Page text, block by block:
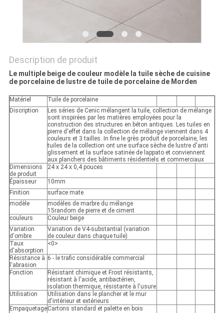
CONFIDENTIALITÉ
Description de produit
Le multiple beige de couleur modèle la tuile sèche de cuisine
de porcelaine de lustre de tuile de porcelaine de Morden
Matériel
Tuile de porcelaine
Discription
Les séries de Cenic mélangent la tuile, collection de mélange
sont inspirées par les matières employées pour la
construction des structures en béton antiques. Les tuiles en
pierre d'effet dans la collection de mélange viennent dans 4
couleurs et 3 tailles. In fine le grès produit de porcelaine, les
tuiles de la collection ont une surface sèche de lustre d'anti
glissement et la surface satinée de lappato et conviennent
aux planchers des bâtiments résidentiels et commerciaux
Dimensions
de produit
24 x 24 x 0,4 pouces
Épaisseur
10mm
Finition
surface mate
modèle
modèles de marbre du mélange
15random de pierre et de ciment
couleurs
Couleur beige
Variation
d'ombre
Variation de V4-substantial (variation
de couleur dans chaque tuile)
Taux
d'absorption
<0>
Résistance à
l'abrasion
6 - le trafic considérable commercial
Fonction
Résistant chimique et Frost résistants,
résistant à l'acide, antibactérien,
isolation thermique, résistante à l'usure
Utilisation
Utilisation dans le plancher et le mur
d'intérieur et extérieurs
EmpaquetageCartons standard et palette en bois